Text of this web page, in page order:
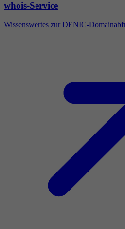
whois-Service
Wissenswertes zur DENIC-